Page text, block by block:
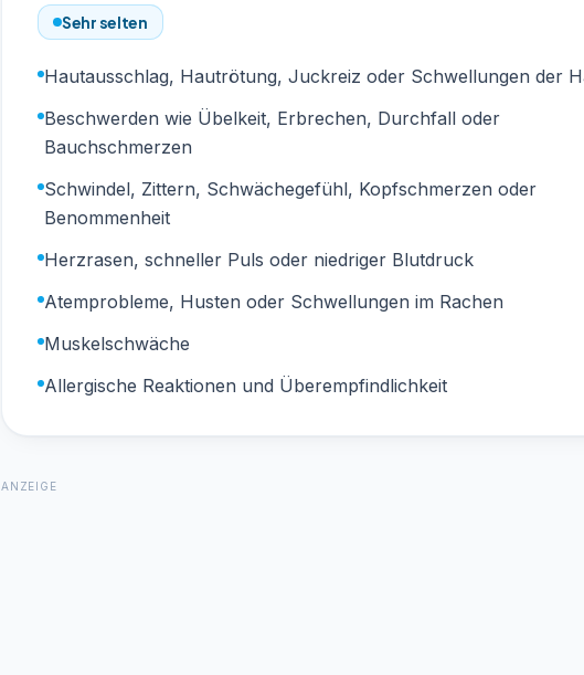
Sehr selten
Hautausschlag, Hautrötung, Juckreiz oder Schwellungen der
Beschwerden wie Übelkeit, Erbrechen, Durchfall oder
Bauchschmerzen
Schwindel, Zittern, Schwächegefühl, Kopfschmerzen oder
Benommenheit
Herzrasen, schneller Puls oder niedriger Blutdruck
Atemprobleme, Husten oder Schwellungen im Rachen
Muskelschwäche
Allergische Reaktionen und Überempfindlichkeit
ANZEIGE